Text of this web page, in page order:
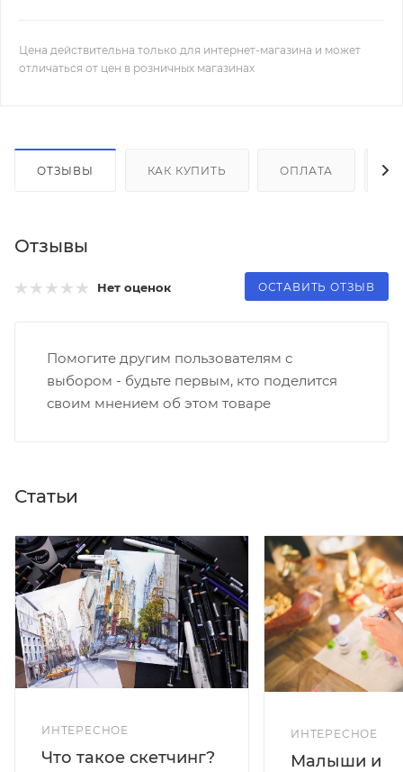
Цена действительна только для интернет-магазина и может
отличаться от цен в розничных магазинах
ОТЗЫВЫ КАК КУПИТЬ ОПЛАТА
Отзывы
Нет оценок ОСТАВИТЬ ОТЗЫВ
Помогите другим пользователям с
выбором - будьте первым, кто поделится
своим мнением об этом товаре
Статьи
ИНТЕРЕСНОЕ
Что такое скетчинг?
ИНТЕРЕСНОЕ
Малыши и